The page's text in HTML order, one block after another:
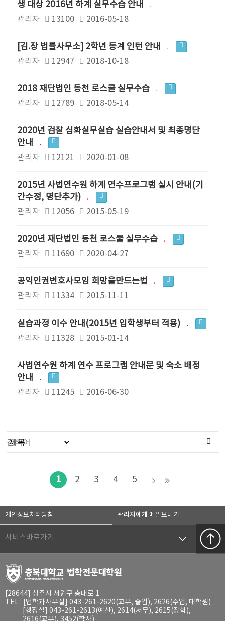
생 대상 2016년 하계 실무수습 안내
관리자 13100 2016-05-18
[김.장 법률사무소] 2학년 동계 인턴 안내
관리자 12947 2018-10-18
2018 재단법인 동천 로스쿨 실무수습
관리자 12789 2018-05-14
2020년 검찰 심화실무실습 실습안내서 및 최종명단
안내
관리자 12121 2020-01-08
2015년 사법연수원 하계 연수프로그램 실시 안내(기
간수정, 명단추가)
관리자 12056 2015-05-19
2020년 재단법인 동천 로스쿨 실무수습
관리자 11690 2020-04-27
공익인권변호사모임 희망을만드는법
관리자 11334 2015-11-11
실습과정 이수 안내(2015년 입학생부터 적용)
관리자 11328 2015-01-14
사법연수원 하계 연수 프로그램 안내문 및 숙소 배정
안내
관리자 11245 2016-06-30
1 2 3 4 5
개인정보처리방침 관리자에게 메일보내기
서비스바로가기
[28644] 청주시 서원구 충대로 1
TEL : [법학과사무실] 043-261-2620(교무, 졸업), 2626(수업, 대학원)
[행정실] 043-261-2613(예산), 2614(서무), 2615(장학),